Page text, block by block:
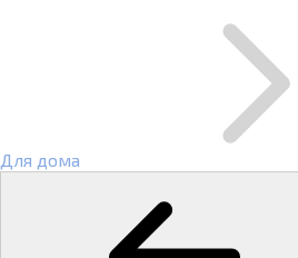
Для дома